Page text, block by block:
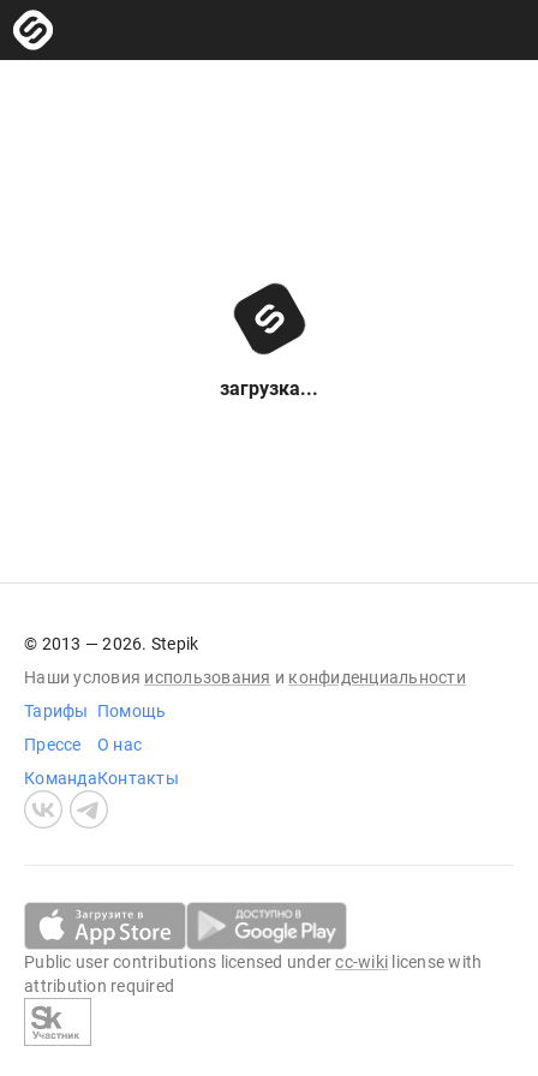
загрузка...
© 2013 — 2026. Stepik
Наши условия использования и конфиденциальности
Тарифы
Прессе
Команда
Помощь
О нас
Контакты
Public user contributions licensed undercc-wiki license with
attribution required